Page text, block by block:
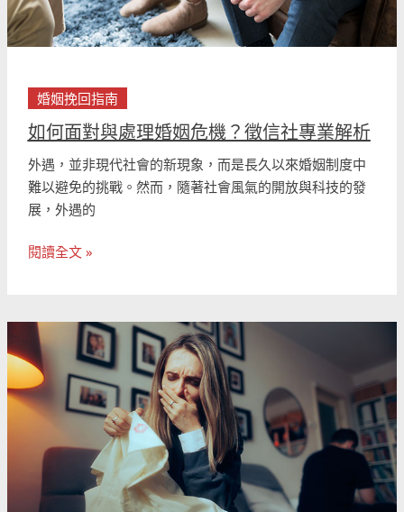
婚姻挽回指南
如何面對與處理婚姻危機？徵信社專業解析
外遇，並非現代社會的新現象，而是長久以來婚姻制度中
難以避免的挑戰。然而，隨著社會風氣的開放與科技的發
展，外遇的
機？
徵
社
專
業
解
析
閱讀全文 »
外
遇
抓
姦
意